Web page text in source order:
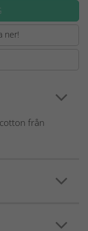
ner!
från